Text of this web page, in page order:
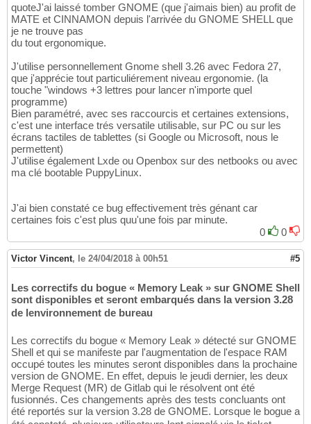
quoteJ'ai laissé tomber GNOME (que j'aimais bien) au profit de
MATE et CINNAMON depuis l'arrivée du GNOME SHELL que
je ne trouve pas
du tout ergonomique.
J'utilise personnellement Gnome shell 3.26 avec Fedora 27,
que j'apprécie tout particuliérement niveau ergonomie. (la
touche "windows +3 lettres pour lancer n'importe quel
programme)
Bien paramétré, avec ses raccourcis et certaines extensions,
c'est une interface trés versatile utilisable, sur PC ou sur les
écrans tactiles de tablettes (si Google ou Microsoft, nous le
permettent)
J'utilise également Lxde ou Openbox sur des netbooks ou avec
ma clé bootable PuppyLinux.
J'ai bien constaté ce bug effectivement très génant car
certaines fois c'est plus quu'une fois par minute.
0
0
Victor Vincent, le 24/04/2018 à 00h51 #5
Les correctifs du bogue « Memory Leak » sur GNOME Shell
sont disponibles et seront embarqués dans la version 3.28
de lenvironnement de bureau
Les correctifs du bogue « Memory Leak » détecté sur GNOME
Shell et qui se manifeste par l'augmentation de l'espace RAM
occupé toutes les minutes seront disponibles dans la prochaine
version de GNOME. En effet, depuis le jeudi dernier, les deux
Merge Request (MR) de Gitlab qui le résolvent ont été
fusionnés. Ces changements après des tests concluants ont
été reportés sur la version 3.28 de GNOME. Lorsque le bogue a